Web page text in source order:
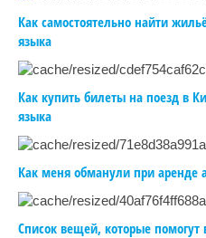
Как самостоятельно найти
языка
Как купить билеты на поезд в
языка
Как меня обманули при аренде
Список вещей, которые